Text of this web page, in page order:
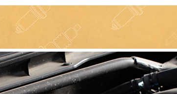
Sobre nós Produtos